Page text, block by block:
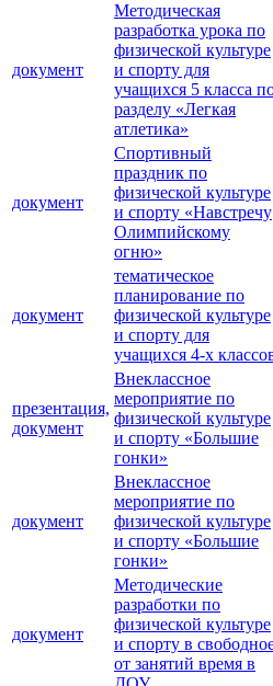
документ
Методическая
разработка урока по
физической культуре
и спорту для
учащихся 5 класса
разделу «Легкая
атлетика»
документ
Спортивный
праздник по
физической культуре
и спорту «Навстречу
Олимпийскому
огню»
документ
тематическое
планирование по
физической культуре
и спорту для
учащихся 4-х
презентация,
документ
Внеклассное
мероприятие по
физической культуре
и спорту «Большие
гонки»
документ
Внеклассное
мероприятие по
физической культуре
и спорту «Большие
гонки»
документ
Методические
разработки по
физической культуре
и спорту в
от занятий время в